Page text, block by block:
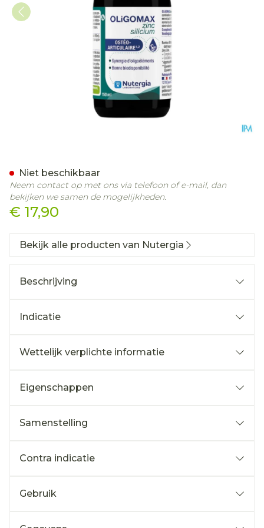
€ 17,90
Niet beschikbaar
Neem contact op met ons via telefoon of e-mail, dan
bekijken we samen de mogelijkheden.
Bekijk alle producten van Nutergia
Beschrijving
Indicatie
Wettelijk verplichte informatie
Eigenschappen
Samenstelling
Contra indicatie
Gebruik